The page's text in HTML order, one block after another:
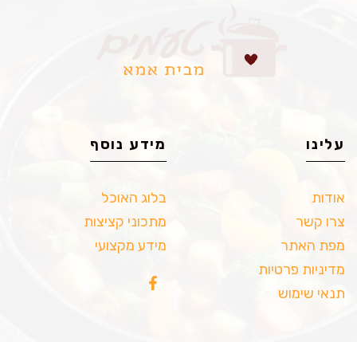
עלינו
אודות
צרו קשר
מפת האתר
מדיניות פרטיות
תנאי שימוש
מידע נוסף
בלוג האוכל
מתכוני קציצות
מידע מקצועי